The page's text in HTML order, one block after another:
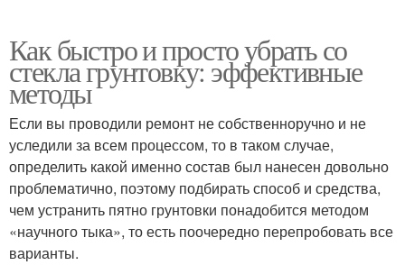
Как быстро и просто убрать со
стекла грунтовку: эффективные
методы
Если вы проводили ремонт не собственноручно и не
уследили за всем процессом, то в таком случае,
определить какой именно состав был нанесен довольно
проблематично, поэтому подбирать способ и средства,
чем устранить пятно грунтовки понадобится методом
«научного тыка», то есть поочередно перепробовать все
варианты.